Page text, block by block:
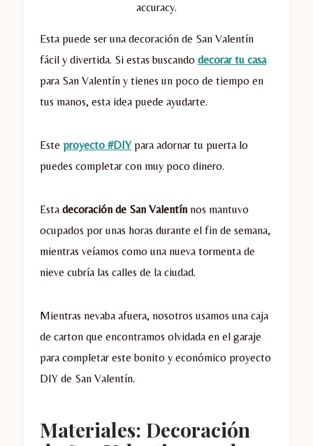
accuracy.
Esta puede ser una decoración de San Valentín
fácil y divertida. Si estas buscando decorar tu casa
para San Valentín y tienes un poco de tiempo en
tus manos, esta idea puede ayudarte.
Este proyecto #DIY para adornar tu puerta lo
puedes completar con muy poco dinero.
Esta decoración de San Valentín nos mantuvo
ocupados por unas horas durante el fin de semana,
mientras veíamos como una nueva tormenta de
nieve cubría las calles de la ciudad.
Mientras nevaba afuera, nosotros usamos una caja
de carton que encontramos olvidada en el garaje
para completar este bonito y económico proyecto
DIY de San Valentín.
Materiales: Decoración